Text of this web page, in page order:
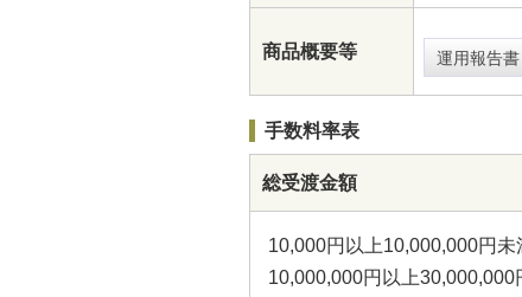
商品概要等 運用報告書
手数料率表
総受渡金額
10,000円以上10,000,000円未
10,000,000円以上30,000,000